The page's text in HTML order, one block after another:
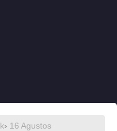
› 16 Agustos